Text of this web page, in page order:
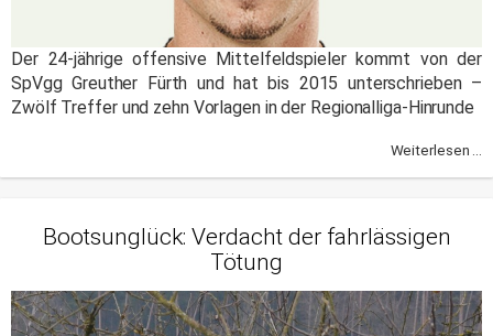
Der 24-jährige offensive Mittelfeldspieler kommt von der
SpVgg Greuther Fürth und hat bis 2015 unterschrieben –
Zwölf Treffer und zehn Vorlagen in der Regionalliga-Hinrunde
Weiterlesen ...
Bootsunglück: Verdacht der fahrlässigen
Tötung